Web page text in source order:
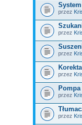
przez
przez
przez
przez
Pompa
przez
przez